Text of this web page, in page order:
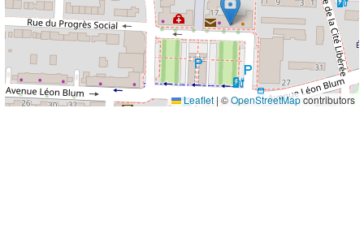
Leaflet | ©OpenStreetMapcontributors